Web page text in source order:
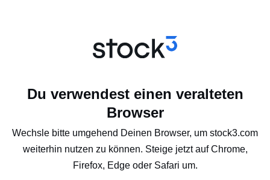
Du verwendest einen veralteten
Browser
Wechsle bitte umgehend Deinen Browser, um stock3.com
weiterhin nutzen zu können. Steige jetzt auf Chrome,
Firefox, Edge oder Safari um.